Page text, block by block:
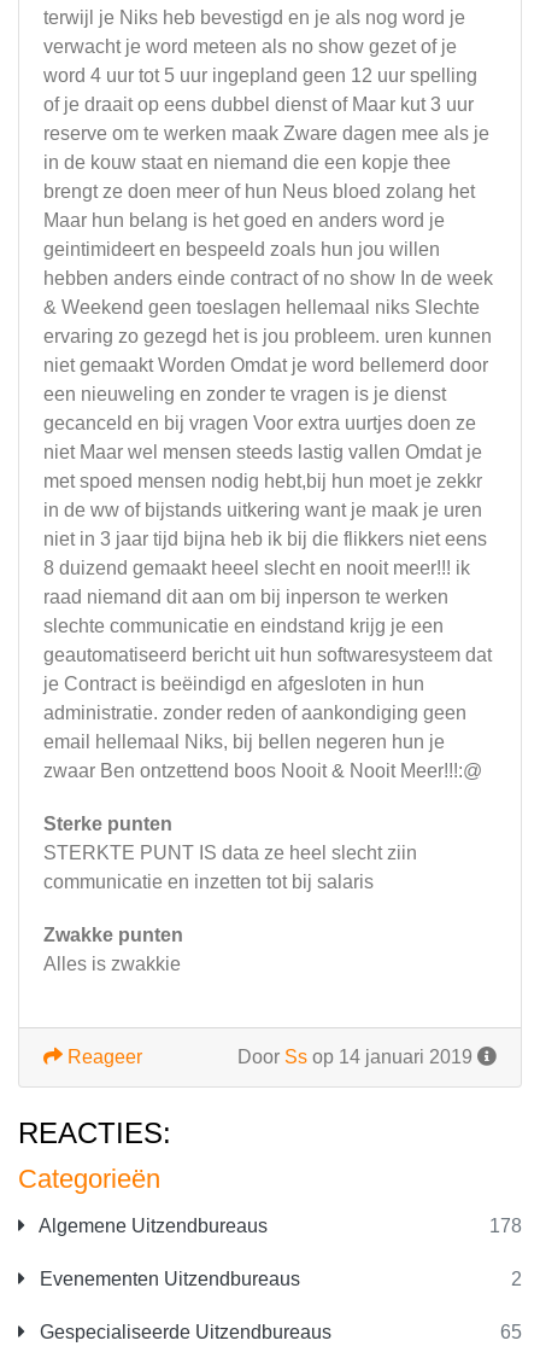
Categorieën
Algemene Uitzendbureaus 178
Evenementen Uitzendbureaus 2
Gespecialiseerde Uitzendbureaus 65
terwijl je Niks heb bevestigd en je als nog word je
verwacht je word meteen als no show gezet of je
word 4 uur tot 5 uur ingepland geen 12 uur spelling
of je draait op eens dubbel dienst of Maar kut 3 uur
reserve om te werken maak Zware dagen mee als je
in de kouw staat en niemand die een kopje thee
brengt ze doen meer of hun Neus bloed zolang het
Maar hun belang is het goed en anders word je
geintimideert en bespeeld zoals hun jou willen
hebben anders einde contract of no show In de week
& Weekend geen toeslagen hellemaal niks Slechte
ervaring zo gezegd het is jou probleem. uren kunnen
niet gemaakt Worden Omdat je word bellemerd door
een nieuweling en zonder te vragen is je dienst
gecanceld en bij vragen Voor extra uurtjes doen ze
niet Maar wel mensen steeds lastig vallen Omdat je
met spoed mensen nodig hebt,bij hun moet je zekkr
in de ww of bijstands uitkering want je maak je uren
niet in 3 jaar tijd bijna heb ik bij die flikkers niet eens
8 duizend gemaakt heeel slecht en nooit meer!!! ik
raad niemand dit aan om bij inperson te werken
slechte communicatie en eindstand krijg je een
geautomatiseerd bericht uit hun softwaresysteem dat
je Contract is beëindigd en afgesloten in hun
administratie. zonder reden of aankondiging geen
email hellemaal Niks, bij bellen negeren hun je
zwaar Ben ontzettend boos Nooit & Nooit Meer!!!:@
Sterke punten
STERKTE PUNT IS data ze heel slecht ziin
communicatie en inzetten tot bij salaris
Zwakke punten
Alles is zwakkie
Door Ss op 14 januari 2019
Reageer
REACTIES: